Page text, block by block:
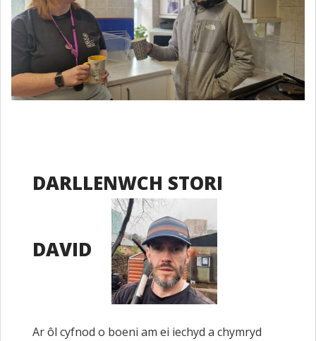
DARLLENWCH STORI
DAVID
Ar ôl cyfnod o boeni am ei iechyd a chymryd